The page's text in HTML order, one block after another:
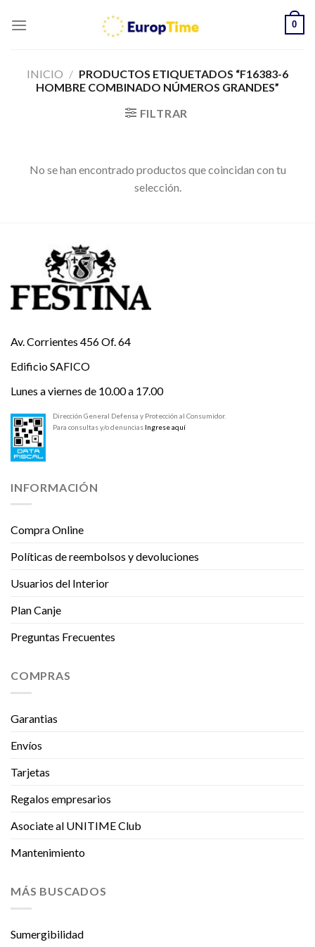
0
INICIO / PRODUCTOS ETIQUETADOS “F16383-6
HOMBRE COMBINADO NÚMEROS GRANDES”
FILTRAR
No se han encontrado productos que coincidan con tu
selección.
Av. Corrientes 456 Of. 64
Edificio SAFICO
Lunes a viernes de 10.00 a 17.00
Dirección General Defensa y Protección al Consumidor.
Para consultas y/o denuncias Ingrese aquí
INFORMACIÓN
Compra Online
Políticas de reembolsos y devoluciones
Usuarios del Interior
Plan Canje
Preguntas Frecuentes
COMPRAS
Garantias
Envíos
Tarjetas
Regalos empresarios
Asociate al UNITIME Club
Mantenimiento
MÁS BUSCADOS
Sumergibilidad